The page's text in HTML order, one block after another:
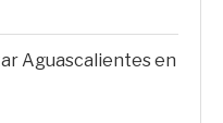
Aguascalientes en